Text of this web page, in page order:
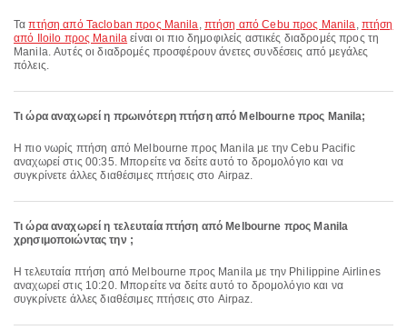
Ταπτήση από Tacloban προς Manila, πτήση από Cebu προς Manila, πτήση
από Iloilo προς Manila είναι οι πιο δημοφιλείς αστικές διαδρομές προς τη
Manila. Αυτές οι διαδρομές προσφέρουν άνετες συνδέσεις από μεγάλες
πόλεις.
Τι ώρα αναχωρεί η πρωινότερη πτήση από Melbourne προς Manila;
Η πιο νωρίς πτήση από Melbourne προς Manila με την Cebu Pacific
αναχωρεί στις 00:35. Μπορείτε να δείτε αυτό το δρομολόγιο και να
συγκρίνετε άλλες διαθέσιμες πτήσεις στο Airpaz.
Τι ώρα αναχωρεί η τελευταία πτήση από Melbourne προς Manila
χρησιμοποιώντας την ;
Η τελευταία πτήση από Melbourne προς Manila με την Philippine Airlines
αναχωρεί στις 10:20. Μπορείτε να δείτε αυτό το δρομολόγιο και να
συγκρίνετε άλλες διαθέσιμες πτήσεις στο Airpaz.